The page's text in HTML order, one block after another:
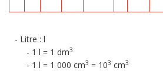
Litre : l
1 l = 1 dm3
1 l = 1 000 cm3 = 103 cm3